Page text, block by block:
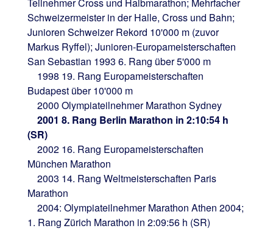
Schweizermeister in der Halle, Cross und Bahn;
Junioren Schweizer Rekord 10'000 m (zuvor
Markus Ryffel); Junioren-Europameisterschaften
San Sebastian 1993 6. Rang über 5'000 m
1998 19. Rang Europameisterschaften
Budapest über 10'000 m
2000 Olympiateilnehmer Marathon Sydney
2001 8. Rang Berlin Marathon in 2:10:54 h
(SR)
2002 16. Rang Europameisterschaften
München Marathon
2003 14. Rang Weltmeisterschaften Paris
Marathon
2004: Olympiateilnehmer Marathon Athen 2004;
1. Rang Zürich Marathon in 2:09:56 h (SR)